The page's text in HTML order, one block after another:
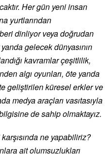
Her gün yeni insan
yurtlarından
dinliyor veya doğrudan
gelecek dünyasının
kavramlar çeşitlilik,
algı oyunları, öte yanda
geliştirilen küresel erkler ve
medya araçları vasıtasıyla
de sahip olmaktayız.
ne yapabiliriz?
ait olumsuzlukları